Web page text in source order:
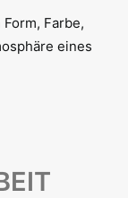
Farbe,
eines